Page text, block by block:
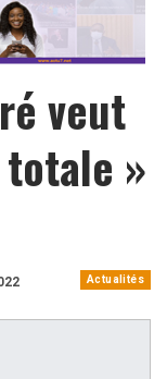
veut
totale »
Actualités